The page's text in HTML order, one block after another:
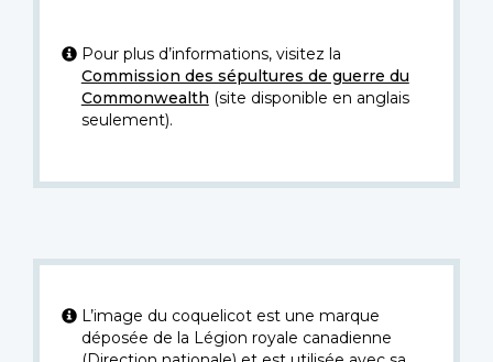
Pour plus d’informations, visitez la
Commission des sépultures de guerre du
Commonwealth (site disponible en anglais
seulement).
L’image du coquelicot est une marque
déposée de la Légion royale canadienne